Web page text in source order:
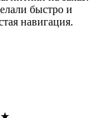
быстро и
навигация.